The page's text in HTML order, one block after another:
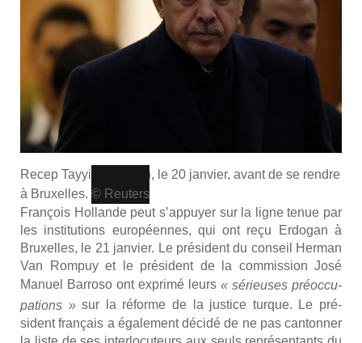
Recep Tayyip Erdo­gan, le 20 jan­vier, avant de se rendre
à Bruxelles. © Reu­ters
Fran­çois Hol­lande peut s’appuyer sur la ligne tenue par
les ins­ti­tu­tions euro­péennes, qui ont reçu Erdo­gan à
Bruxelles, le 21 jan­vier. Le pré­sident du conseil Her­man
Van Rom­puy et le pré­sident de la com­mis­sion José
Manuel Bar­ro­so ont expri­mé leurs « sérieuses pré­oc­cu­
pa­tions »sur la réforme de la jus­tice turque. Le pré­
sident fran­çais a éga­le­ment déci­dé de ne pas can­ton­ner